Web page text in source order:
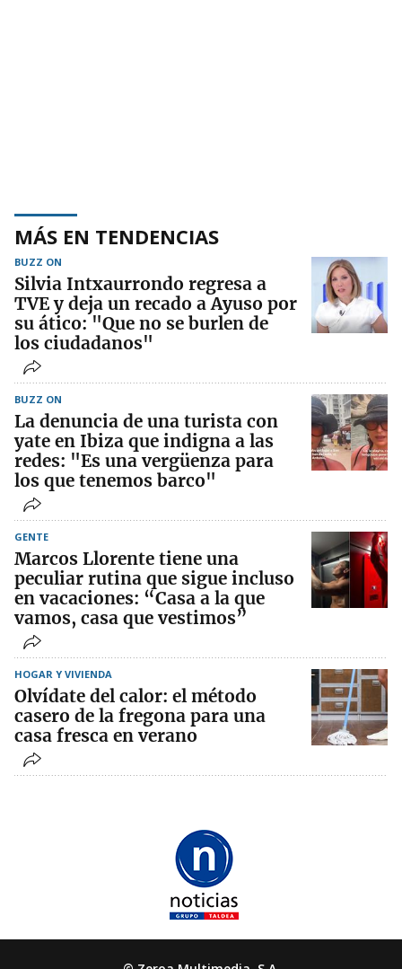
MÁS EN TENDENCIAS
BUZZ ON
Silvia Intxaurrondo regresa a
TVE y deja un recado a Ayuso por
su ático: "Que no se burlen de
los ciudadanos"
BUZZ ON
La denuncia de una turista con
yate en Ibiza que indigna a las
redes: "Es una vergüenza para
los que tenemos barco"
GENTE
Marcos Llorente tiene una
peculiar rutina que sigue incluso
en vacaciones: “Casa a la que
vamos, casa que vestimos”
HOGAR Y VIVIENDA
Olvídate del calor: el método
casero de la fregona para una
casa fresca en verano